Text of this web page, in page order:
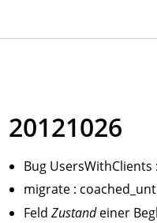
20121026
Bug
migrate :
FeldZustandeiner